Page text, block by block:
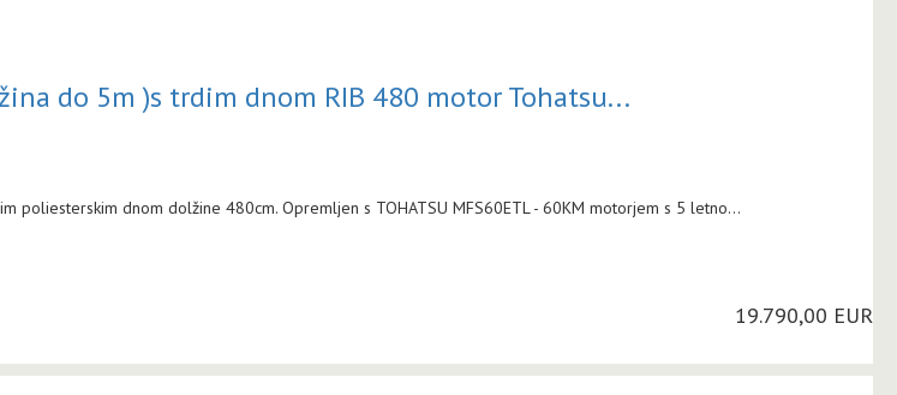
do 5m )s trdim dnom RIB 480 motor Tohatsu...
poliesterskim dnom dolžine 480cm. Opremljen s TOHATSU MFS60ETL - 60KM motorjem s 5 letno...
19.790,00 EUR